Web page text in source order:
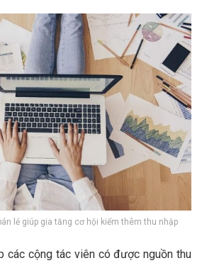
lẻ giúp gia tăng cơ hội kiếm thêm thu nhập
các cộng tác viên có được nguồn thu